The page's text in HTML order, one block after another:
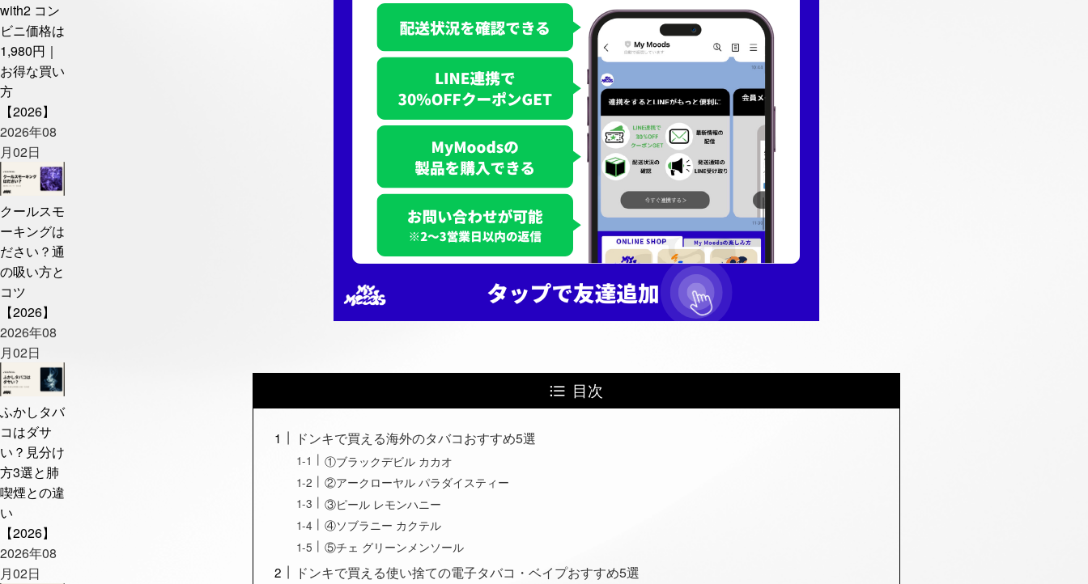
with2 コン
ビニ価格は
1,980円｜
お得な買い
方
【2026】
2026年08
月02日
クールスモ
ーキングは
ださい？通
の吸い方と
コツ
【2026】
2026年08
月02日
ふかしタバ
コはダサ
い？見分け
方3選と肺
喫煙との違
い
【2026】
2026年08
月02日
目次
ドンキで買える海外のタバコおすすめ5選
①ブラックデビル カカオ
②アークローヤル パラダイスティー
③ピール レモンハニー
④ソブラニー カクテル
⑤チェ グリーンメンソール
ドンキで買える使い捨ての電子タバコ・ベイプおすすめ5選